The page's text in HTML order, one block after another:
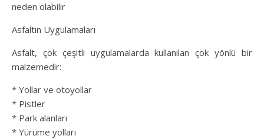
neden olabilir
Asfaltın Uygulamaları
Asfalt, çok çeşitli uygulamalarda kullanılan çok yönlü bir
malzemedir:
* Yollar ve otoyollar
* Pistler
* Park alanları
* Yürüme yolları